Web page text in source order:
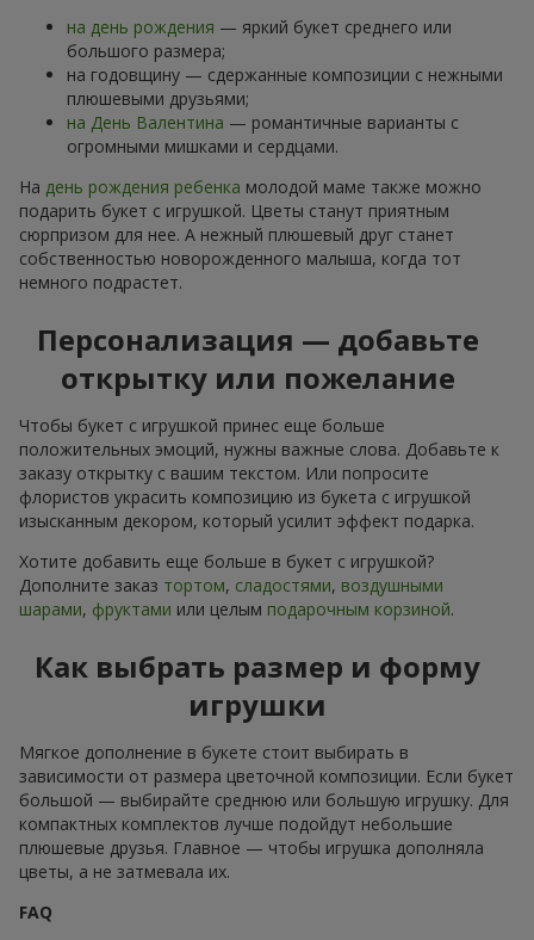
на день рождения — яркий букет среднего или
большого размера;
на годовщину — сдержанные композиции с нежными
плюшевыми друзьями;
на День Валентина — романтичные варианты с
огромными мишками и сердцами.
На день рождения ребенка молодой маме также можно
подарить букет с игрушкой. Цветы станут приятным
сюрпризом для нее. А нежный плюшевый друг станет
собственностью новорожденного малыша, когда тот
немного подрастет.
Персонализация — добавьте
открытку или пожелание
Чтобы букет с игрушкой принес еще больше
положительных эмоций, нужны важные слова. Добавьте к
заказу открытку с вашим текстом. Или попросите
флористов украсить композицию из букета с игрушкой
изысканным декором, который усилит эффект подарка.
Хотите добавить еще больше в букет с игрушкой?
Дополните заказ тортом, сладостями, воздушными
шарами, фруктами или целым подарочным корзиной.
Как выбрать размер и форму
игрушки
Мягкое дополнение в букете стоит выбирать в
зависимости от размера цветочной композиции. Если букет
большой — выбирайте среднюю или большую игрушку. Для
компактных комплектов лучше подойдут небольшие
плюшевые друзья. Главное — чтобы игрушка дополняла
цветы, а не затмевала их.
FAQ